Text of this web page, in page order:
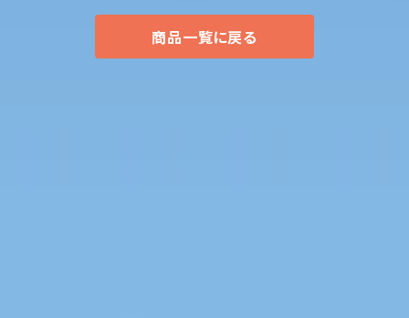
商品一覧に戻る